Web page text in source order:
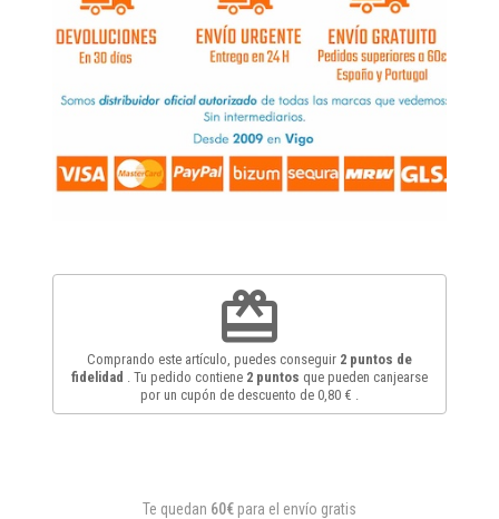
redeem
Comprando este artículo, puedes conseguir 2 puntos de
fidelidad
. Tu pedido contiene 2 puntos que pueden canjearse
por un cupón de descuento de 0,80 €
Te quedan 60€ para el envío gratis